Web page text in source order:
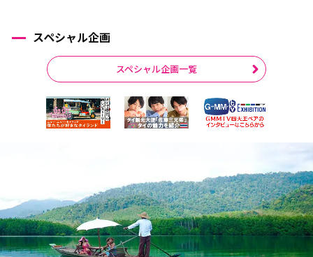
スペシャル企画
スペシャル企画一覧